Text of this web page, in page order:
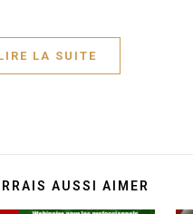
LA SUITE
AUSSI AIMER